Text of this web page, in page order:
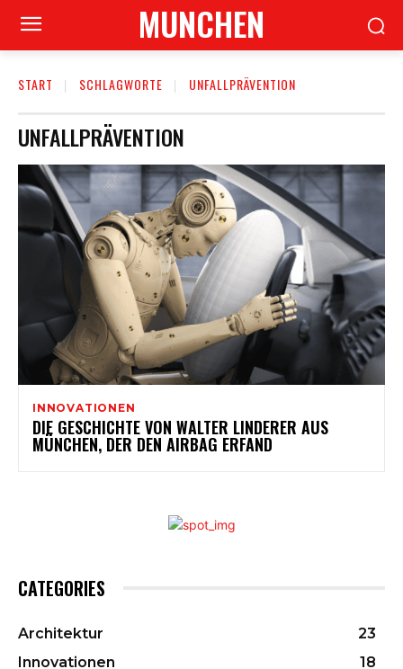
MUNCHEN
START SCHLAGWORTE UNFALLPRÄVENTION
UNFALLPRÄVENTION
INNOVATIONEN
DIE GESCHICHTE VON WALTER LINDERER AUS
MÜNCHEN, DER DEN AIRBAG ERFAND
CATEGORIES
Architektur
23
Innovationen
18